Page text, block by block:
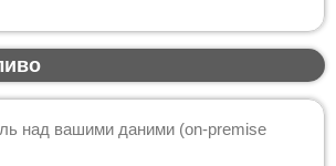
над вашими даними (on-premise